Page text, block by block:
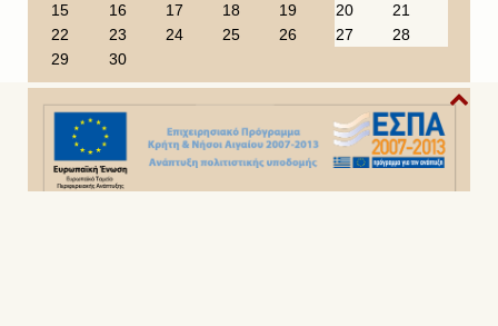
e
a
r
o
n
t
h
15
16 17 18 19 20
21
22
23 24 25 26 27
28
29
30